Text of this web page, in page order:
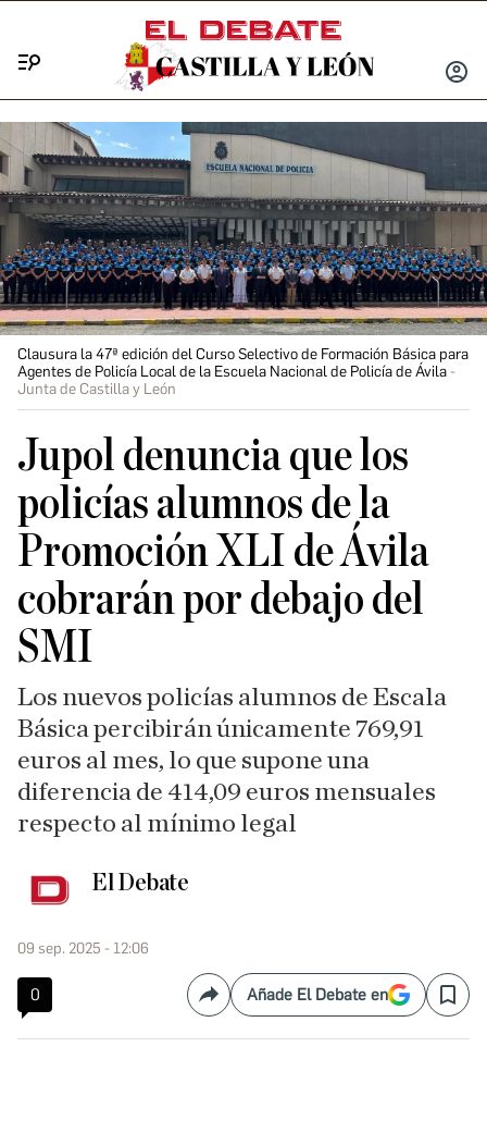
INICIAR
Clausura la 47ª edición del Curso Selectivo de Formación Básica para
Agentes de Policía Local de la Escuela Nacional de Policía de Ávila
Junta de Castilla y León
Jupol denuncia que los
policías alumnos de la
Promoción XLI de Ávila
cobrarán por debajo del
SMI
Los nuevos policías alumnos de Escala
Básica percibirán únicamente 769,91
euros al mes, lo que supone una
diferencia de 414,09 euros mensuales
respecto al mínimo legal
El Debate
09 sep. 2025 - 12:06
0 CompartirAñade El Debate en Save